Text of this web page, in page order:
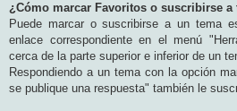
¿Cómo marcar Favoritos o suscribirse a
Puede marcar o suscribirse a un tema
enlace correspondiente en el menú
cerca de la parte superior e inferior de un
Respondiendo a un tema con la opción
se publique una respuesta" también le